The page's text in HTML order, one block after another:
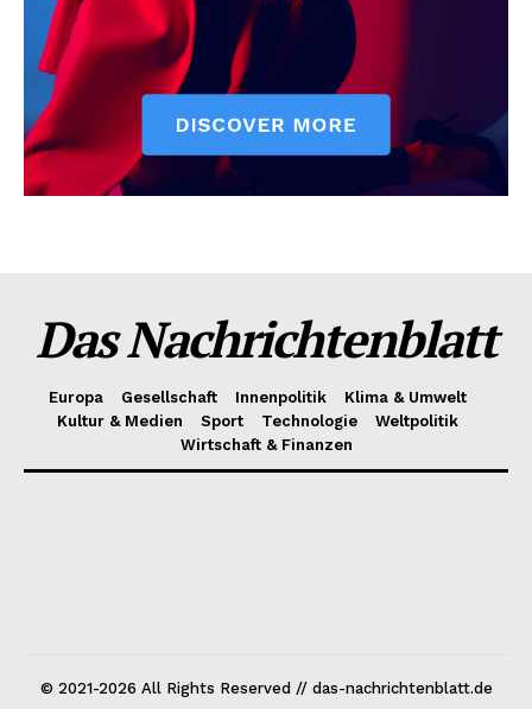
Das Nachrichtenblatt
Europa Gesellschaft Innenpolitik
Klima & Umwelt
Kultur & Medien
Sport Technologie
Weltpolitik
Wirtschaft & Finanzen
© 2021-2026 All Rights Reserved // das-nachrichtenblatt.de